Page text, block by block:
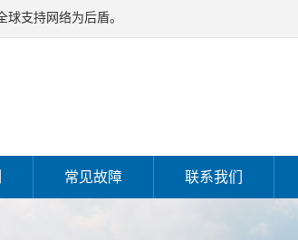
支持网络为后盾。
常见故障 联系我们